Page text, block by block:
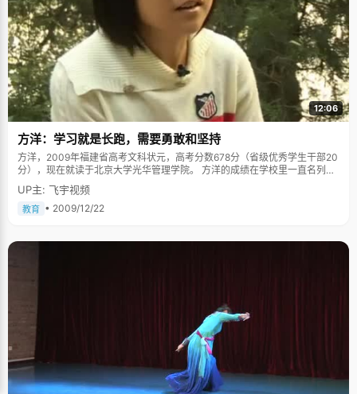
12:06
方洋：学习就是长跑，需要勇敢和坚持
方洋，2009年福建省高考文科状元，高考分数678分（省级优秀学生干部20
分），现在就读于北京大学光华管理学院。 方洋的成绩在学校里一直名列前
茅，是学校里的活跃分子，积极参加各种体育比赛，积极组织各种辩论。她
胆子很大，一个人半夜看《午夜凶铃》，美其名曰要锻炼下自己。她曾经梦
想去当个"背包客"，走遍世界上的名山大川。如今，方洋拿着满满的一张课
长跑，开始了，就只顾低着头往前赶，能做的就是把每一天的东西都全部吸
收掉，遇到困难也要迎头而上，哪怕碰得头破血流，一鼻子灰，因为第二天
往前走"，每次遇到困难，方洋会拿这句话来警醒自己，鼓励自己。 方洋有数
学恐惧症，小学二年级的时候，一次数学考试，其他小朋友都是100分，而
成绩不错的方洋突然只答了80分，加上奥赛的成绩也很不好，给了方洋一个
不小的打击。自此方洋心里有了数学恐惧症，怕做数学题，成绩也起伏不
UP主: 飞宇视频
教育 • 2009/12/22